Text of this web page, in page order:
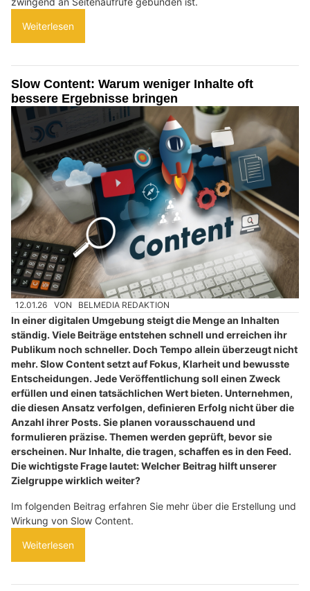
Weiterlesen
Slow Content: Warum weniger Inhalte oft
bessere Ergebnisse bringen
12.01.26 VON BELMEDIA REDAKTION
In einer digitalen Umgebung steigt die Menge an Inhalten
ständig. Viele Beiträge entstehen schnell und erreichen ihr
Publikum noch schneller. Doch Tempo allein überzeugt nicht
mehr. Slow Content setzt auf Fokus, Klarheit und bewusste
Entscheidungen. Jede Veröffentlichung soll einen Zweck
erfüllen und einen tatsächlichen Wert bieten. Unternehmen,
die diesen Ansatz verfolgen, definieren Erfolg nicht über die
Anzahl ihrer Posts. Sie planen vorausschauend und
formulieren präzise. Themen werden geprüft, bevor sie
erscheinen. Nur Inhalte, die tragen, schaffen es in den Feed.
Die wichtigste Frage lautet: Welcher Beitrag hilft unserer
Zielgruppe wirklich weiter?
Im folgenden Beitrag erfahren Sie mehr über die Erstellung und
Wirkung von Slow Content.
Weiterlesen